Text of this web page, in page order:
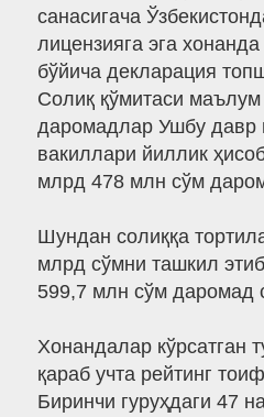
санасигача
лицензияга эга
бўйича декларация
Солиқ қўмитаси маълум
даромадлар Ушбу давр
вакиллари йиллик
млрд 478 млн сўм
Шундан солиққа
млрд сўмни ташкил
599,7 млн сўм даромад
Хонандалар кўрсатган
қараб учта рейтинг
Биринчи гуруҳдаги 47